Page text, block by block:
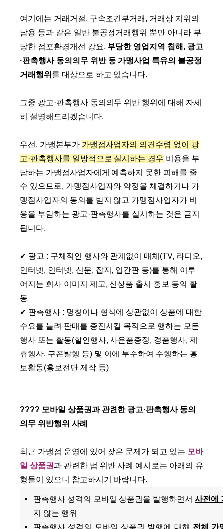
여기에는 거래거절, 구속조건부거래, 거래상 지위의
남용 등과 같은 일반 불공정거래행위 뿐만 아니라 부
당한 점포환경개선 강요, 부당한 영업지역 침해, 광고
·판촉행사 동의의무 위반 등 가맹사업 특유의 불공정
거래행위 를 대상으로 하고 있습니다.
그중 광고·판촉행사 동의의무 위반 행위에 대해 자세
히 설명해드리겠습니다.
우선, 가맹본부가 가맹점사업자의 의견수렴 없이 광
고·판촉행사를 일방적으로 실시하는 경우 비용을 부
담하는 가맹점사업자에게 예측하지 못한 피해를 줄
수 있으므로, 가맹점사업자와 약정을 체결하거나 가
맹점사업자의 동의를 받지 않고 가맹점사업자가 비
용을 부담하는 광고·판촉행사를 실시하는 것은 금지
됩니다.
✔ 광고 : 구체적인 행사와 관계없이 매체(TV, 라디오,
인터넷, 인터넷, 신문, 잡지, 입간판 등)를 통해 이루
어지는 회사 이미지 제고, 신상품 출시 홍보 등의 활
동
✔ 판촉행사 : 명칭이나 형식에 상관없이 상품에 대한
수요를 늘려 판매를 증진시킬 목적으로 행하는 모든
행사 또는 활동(할인행사, 사은품증정, 경품행사, 제
휴행사, 쿠폰발행 등) 및 이에 부수하여 수행하는 홍
보활동(홍보전단 제작 등)
???? 모바일 상품권과 관련한 광고·판촉행사 동의
의무 위반행위 사례
최근 가맹점 운영에 있어 잦은 문제가 되고 있는 모바
일 상품권과 관련한 법 위반 사례 예시로는 아래의 유
형들이 있으니 참고하시기 바랍니다.
판촉행사 성격의 모바일 상품권을 발행하면서 사전에
지 않는 행위
판촉행사 성격의 모바일 상품권 발행에 대해 전체 가